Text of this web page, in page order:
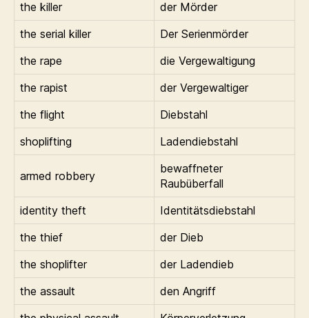
the killer
der Mörder
the serial killer
Der Serienmörder
the rape
die Vergewaltigung
the rapist
der Vergewaltiger
the flight
Diebstahl
shoplifting
Ladendiebstahl
armed robbery
bewaffneter
Raubüberfall
identity theft
Identitätsdiebstahl
the thief
der Dieb
the shoplifter
der Ladendieb
the assault
den Angriff